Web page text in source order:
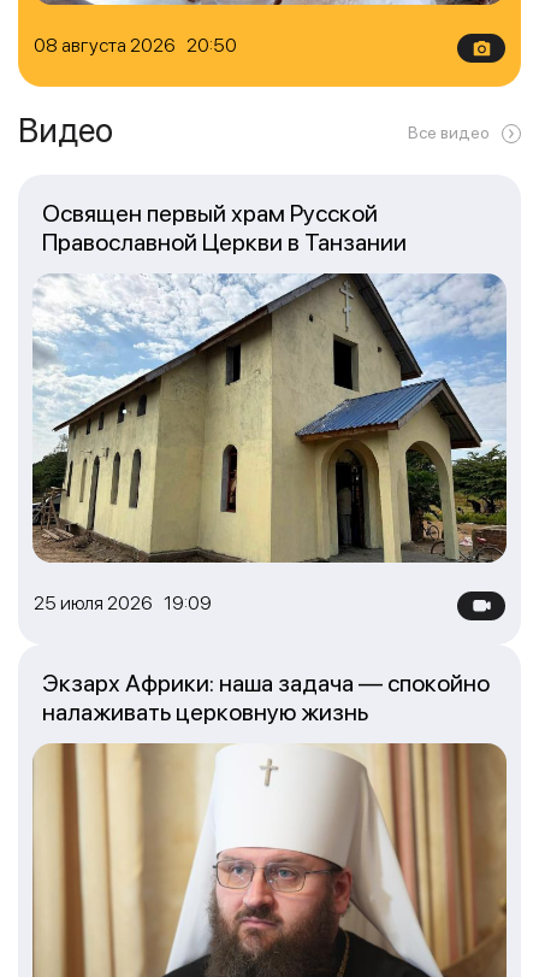
08 августа 2026 20:50
Видео Все видео
25 июля 2026 19:09
Освящен первый храм Русской
Православной Церкви в Танзании
Экзарх Африки: наша задача — спокойно
налаживать церковную жизнь